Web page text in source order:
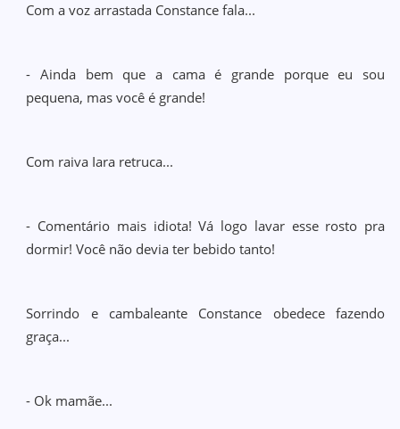
Com a voz arrastada Constance fala...
- Ainda bem que a cama é grande porque eu sou
pequena, mas você é grande!
Com raiva Iara retruca...
- Comentário mais idiota! Vá logo lavar esse rosto pra
dormir! Você não devia ter bebido tanto!
Sorrindo e cambaleante Constance obedece fazendo
graça...
- Ok mamãe...